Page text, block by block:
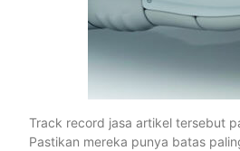
Track record jasa artikel tersebut
Pastikan mereka punya batas